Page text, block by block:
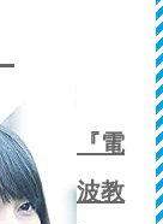
『電
波教